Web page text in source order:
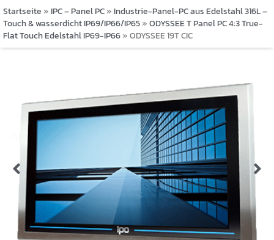
Startseite » IPC – Panel PC » Industrie-Panel-PC aus Edelstahl 316L –
Touch & wasserdicht IP69/IP66/IP65 » ODYSSEE T Panel PC 4:3 True-
Flat Touch Edelstahl IP69-IP66 » ODYSSEE 19T CIC